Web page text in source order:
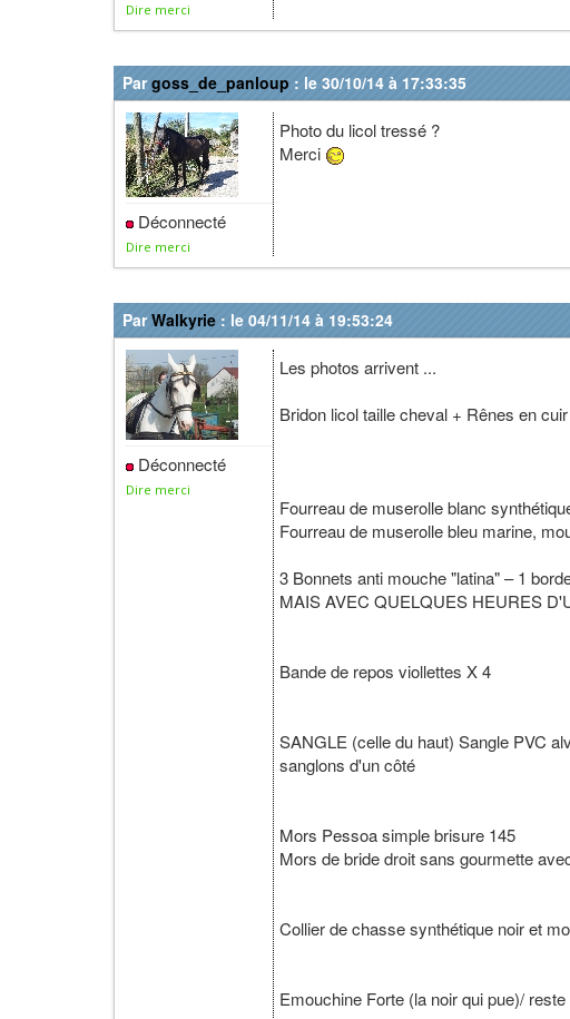
Dire merci
Pargoss_de_panloup : le 30/10/14 à 17:33:35
Déconnecté
Dire merci
Photo du licol tressé ?
Merci
ParWalkyrie : le 04/11/14 à 19:53:24
Déconnecté
Dire merci
Les photos arrivent ...
Bridon licol taille cheval + Rênes en
Fourreau de muserolle blanc
Fourreau de muserolle bleu marine,
3 Bonnets anti mouche "latina" – 1
MAIS AVEC QUELQUES HEURES
Bande de repos viollettes X 4
SANGLE (celle du haut) Sangle PVC
sanglons d'un côté
Mors Pessoa simple brisure 145
Mors de bride droit sans gourmette
Collier de chasse synthétique noir et
Emouchine Forte (la noir qui pue)/